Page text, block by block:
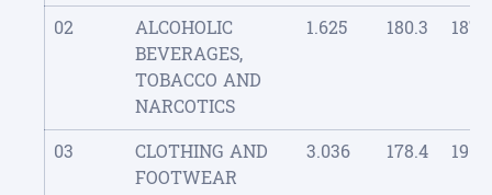
02
ALCOHOLIC
BEVERAGES,
TOBACCO AND
NARCOTICS
1.625 180.3 187.2
03
CLOTHING AND
FOOTWEAR
3.036 178.4 196.0